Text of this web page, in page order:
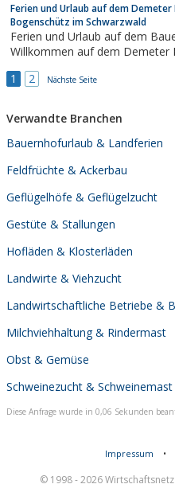
Ferien und Urlaub auf dem
Bogenschütz im Schwarzwald
Ferien und Urlaub auf dem
Willkommen auf dem Demeter
1
2 Nächste Seite
Verwandte Branchen
Bauernhofurlaub & Landferien
Feldfrüchte & Ackerbau
Geflügelhöfe & Geflügelzucht
Gestüte & Stallungen
Hofläden & Klosterläden
Landwirte & Viehzucht
Landwirtschaftliche Betriebe &
Milchviehhaltung & Rindermast
Obst & Gemüse
Schweinezucht & Schweinemast
Diese Anfrage wurde in 0,06 Sekunden
Impressum •
© 1998 - 2026